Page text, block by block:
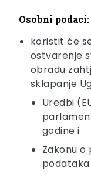
Osobni podaci:
koristit će
ostvarenje
obradu
sklapanje
Uredbi
godine i
Zakonu
podataka